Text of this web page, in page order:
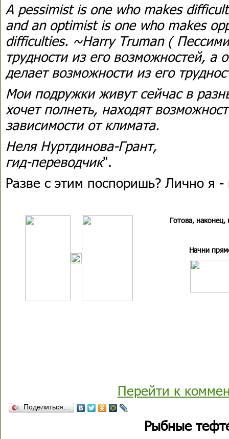
A pessimist is one who makes
and an optimist is one who makes
difficulties. ~Harry Truman (
трудности из его возможностей, а
делает возможности из его
Мои подружки живут сейчас в
хочет полнеть, находят
зависимости от климата.
Неля Нуртдинова-Грант,
гид-переводчик".
Разве с этим поспоришь? Лично я -
Готова,
Начни
Перейти к
Поделиться…
Рыбные